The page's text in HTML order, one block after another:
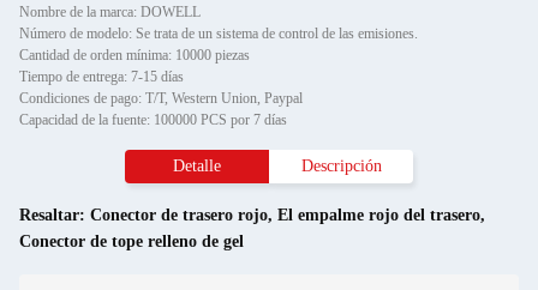
Nombre de la marca: DOWELL
Número de modelo: Se trata de un sistema de control de las emisiones.
Cantidad de orden mínima: 10000 piezas
Tiempo de entrega: 7-15 días
Condiciones de pago: T/T, Western Union, Paypal
Capacidad de la fuente: 100000 PCS por 7 días
Detalle Descripción
Resaltar: Conector de trasero rojo, El empalme rojo del trasero,
Conector de tope relleno de gel